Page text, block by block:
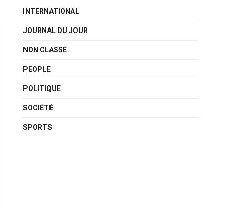
INTERNATIONAL
JOURNAL DU JOUR
NON CLASSÉ
PEOPLE
POLITIQUE
SOCIÉTÉ
SPORTS